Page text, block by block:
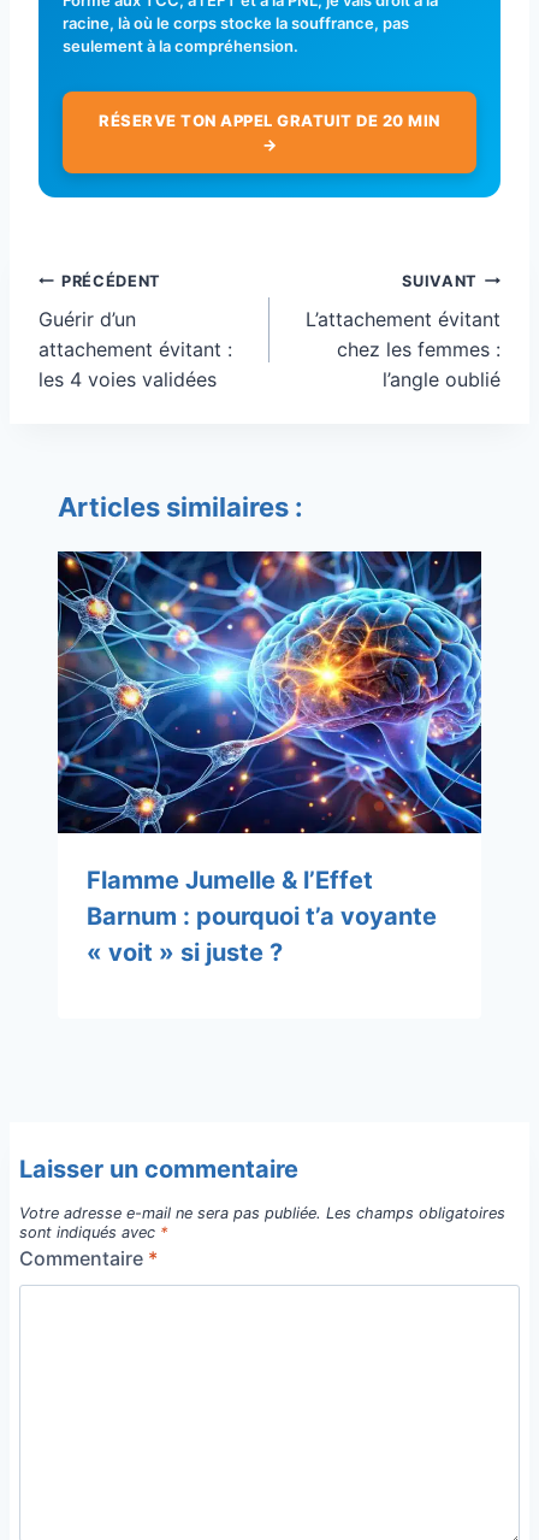
racine, là où le corps stocke la souffrance, pas
seulement à la compréhension.
RÉSERVE TON APPEL GRATUIT DE 20 MIN
→
Navigation
de
l’article
PRÉCÉDENT
Guérir d’un
attachement évitant :
les 4 voies validées
SUIVANT
L’attachement évitant
chez les femmes :
l’angle oublié
Articles similaires :
Flamme Jumelle & l’Effet
Barnum : pourquoi t’a voyante
« voit » si juste ?
Laisser un commentaire
Votre adresse e-mail ne sera pas publiée. Les champs obligatoires
sont indiqués avec *
Commentaire *